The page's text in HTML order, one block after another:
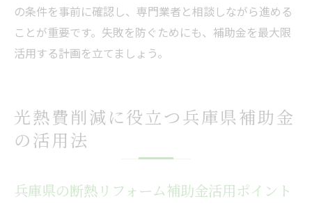
の条件を事前に確認し、専門業者と相談しながら進める
ことが重要です。失敗を防ぐためにも、補助金を最大限
活用する計画を立てましょう。
光熱費削減に役立つ兵庫県補助金
の活用法
兵庫県の断熱リフォーム補助金活用ポイント